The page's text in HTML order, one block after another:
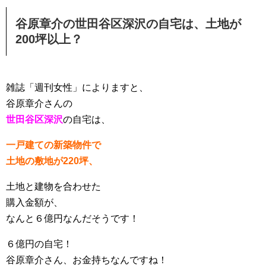
谷原章介の世田谷区深沢の自宅は、土地が
200坪以上？
雑誌「週刊女性」によりますと、
谷原章介さんの
世田谷区深沢の自宅は、
一戸建ての新築物件で
土地の敷地が220坪、
土地と建物を合わせた
購入金額が、
なんと６億円なんだそうです！
６億円の自宅！
谷原章介さん、お金持ちなんですね！